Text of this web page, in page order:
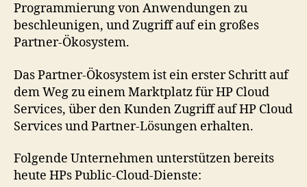
Programmierung von Anwendungen zu
beschleunigen, und Zugriff auf ein großes
Partner-Ökosystem.
Das Partner-Ökosystem ist ein erster Schritt auf
dem Weg zu einem Marktplatz für HP Cloud
Services, über den Kunden Zugriff auf HP Cloud
Services und Partner-Lösungen erhalten.
Folgende Unternehmen unterstützen bereits
heute HPs Public-Cloud-Dienste: